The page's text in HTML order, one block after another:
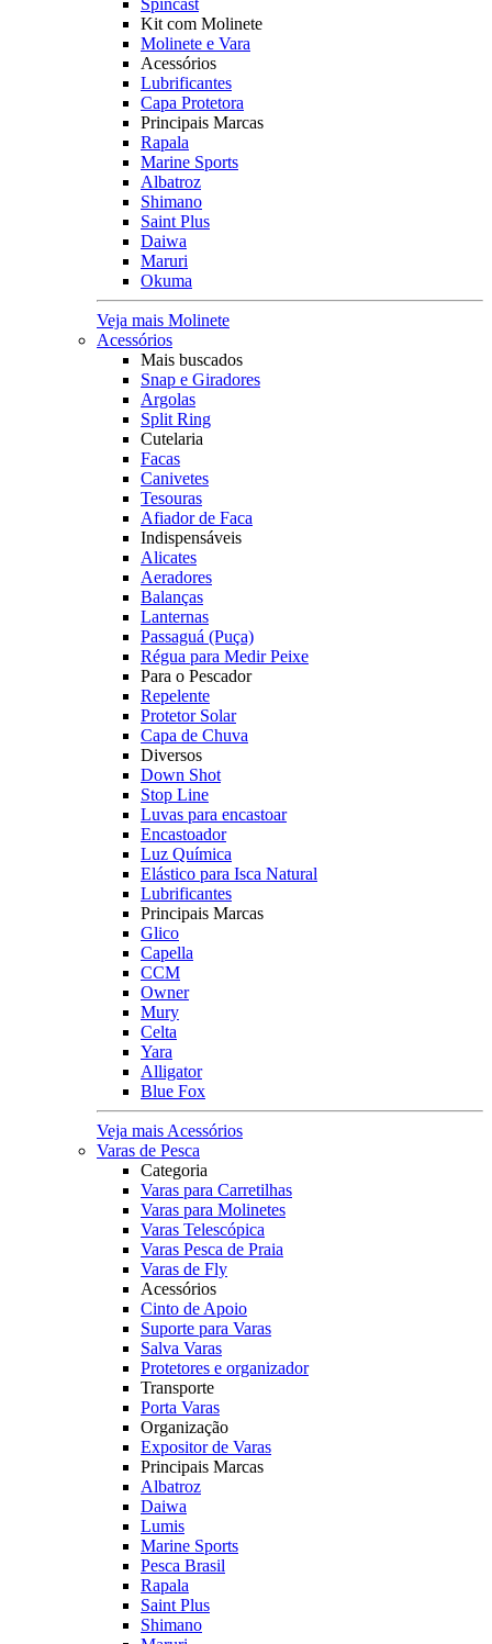
Spincast
Kit com Molinete
Molinete e Vara
Acessórios
Lubrificantes
Capa Protetora
Principais Marcas
Rapala
Marine Sports
Albatroz
Shimano
Saint Plus
Daiwa
Maruri
Okuma
Veja mais Molinete
Acessórios
Mais buscados
Snap e Giradores
Argolas
Split Ring
Cutelaria
Facas
Canivetes
Tesouras
Afiador de Faca
Indispensáveis
Alicates
Aeradores
Balanças
Lanternas
Passaguá (Puça)
Régua para Medir Peixe
Para o Pescador
Repelente
Protetor Solar
Capa de Chuva
Diversos
Down Shot
Stop Line
Luvas para encastoar
Encastoador
Luz Química
Elástico para Isca Natural
Lubrificantes
Principais Marcas
Glico
Capella
CCM
Owner
Mury
Celta
Yara
Alligator
Blue Fox
Veja mais Acessórios
Varas de Pesca
Categoria
Varas para Carretilhas
Varas para Molinetes
Varas Telescópica
Varas Pesca de Praia
Varas de Fly
Acessórios
Cinto de Apoio
Suporte para Varas
Salva Varas
Protetores e organizador
Transporte
Porta Varas
Organização
Expositor de Varas
Principais Marcas
Albatroz
Daiwa
Lumis
Marine Sports
Pesca Brasil
Rapala
Saint Plus
Shimano